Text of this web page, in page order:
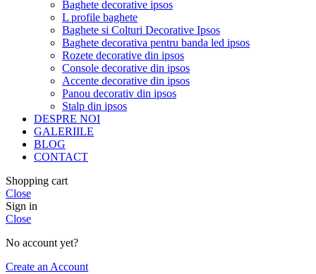
Baghete decorative ipsos
L profile baghete
Baghete si Colturi Decorative Ipsos
Baghete decorativa pentru banda led ipsos
Rozete decorative din ipsos
Console decorative din ipsos
Accente decorative din ipsos
Panou decorativ din ipsos
Stalp din ipsos
DESPRE NOI
GALERIILE
BLOG
CONTACT
Shopping cart
Close
Sign in
Close
No account yet?
Create an Account